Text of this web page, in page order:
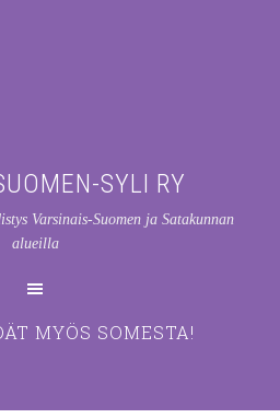
SYLI RY
Varsinais-Suomen ja Satakunnan
alueilla
MYÖS SOMESTA!